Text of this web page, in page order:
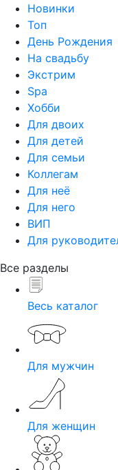
Новинки
Топ
День Рождения
На свадьбу
Экстрим
Spa
Хобби
Для двоих
Для детей
Для семьи
Коллегам
Для неё
Для него
ВИП
Для
Все разделы
Весь каталог
Для мужчин
Для женщин